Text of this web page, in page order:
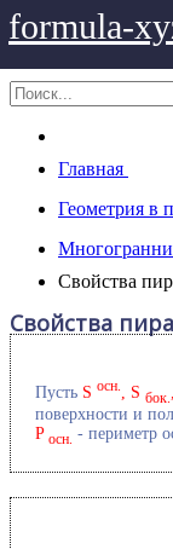
formula-
Главная
Геометрия в
Свойства
Свойства
Пусть S осн. , S бок.
поверхности и
P осн. - периметр